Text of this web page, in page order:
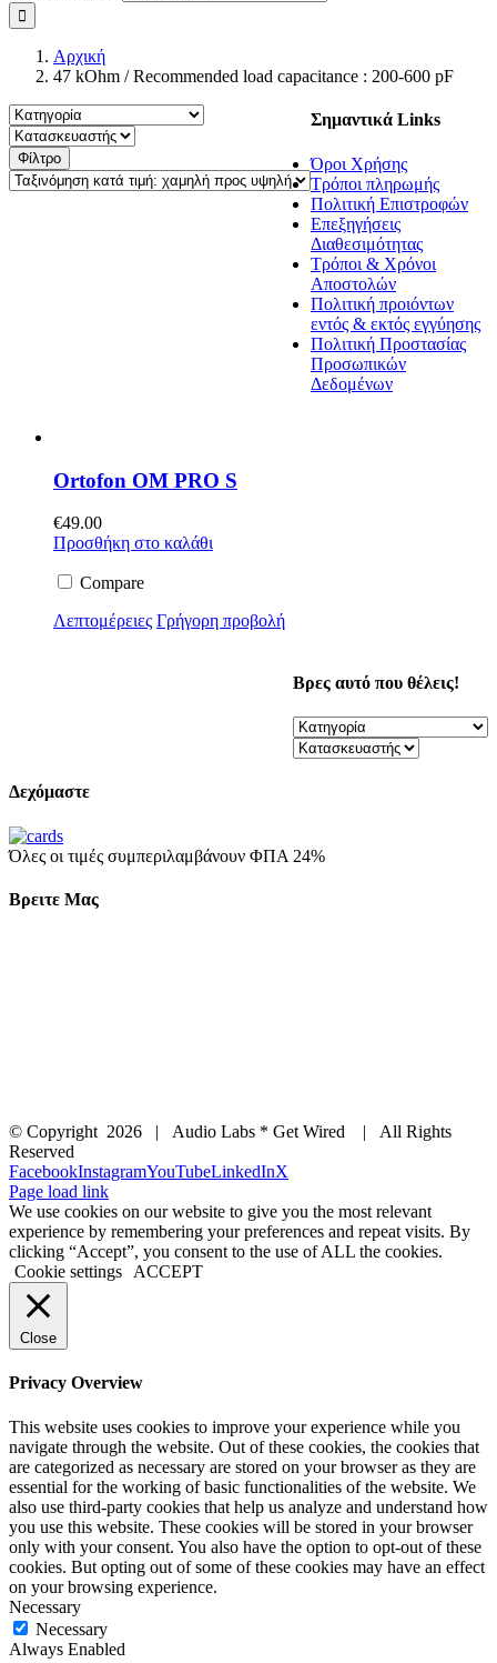
Αρχική
47 kOhm / Recommended load capacitance : 200-600 pF
Φίλτρο
Ortofon OM PRO S
€49.00
Προσθήκη στο καλάθι
Compare
Λεπτομέρειες Γρήγορη προβολή
Βρες αυτό που θέλεις!
Σημαντικά Links
Όροι Χρήσης
Τρόποι πληρωμής
Πολιτική Επιστροφών
Επεξηγήσεις
Διαθεσιμότητας
Τρόποι & Χρόνοι
Αποστολών
Πολιτική προιόντων
εντός & εκτός εγγύησης
Πολιτική Προστασίας
Προσωπικών
Δεδομένων
Δεχόμαστε
Όλες οι τιμές συμπεριλαμβάνουν ΦΠΑ 24%
Βρειτε Μας
© Copyright 2026 | Audio Labs * Get Wired | All Rights
Reserved
FacebookInstagramYouTubeLinkedInX
Page load link
We use cookies on our website to give you the most relevant
experience by remembering your preferences and repeat visits. By
clicking “Accept”, you consent to the use of ALL the cookies.
Cookie settings
ACCEPT
Close
Privacy Overview
This website uses cookies to improve your experience while you
navigate through the website. Out of these cookies, the cookies that
are categorized as necessary are stored on your browser as they are
essential for the working of basic functionalities of the website. We
also use third-party cookies that help us analyze and understand how
you use this website. These cookies will be stored in your browser
only with your consent. You also have the option to opt-out of these
cookies. But opting out of some of these cookies may have an effect
on your browsing experience.
Necessary
Necessary
Always Enabled